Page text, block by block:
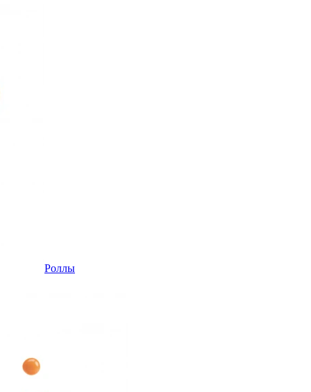
Роллы